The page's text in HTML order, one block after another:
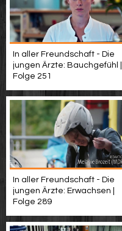
In aller Freundschaft - Die
jungen Ärzte: Bauchgefühl |
Folge 251
In aller Freundschaft - Die
jungen Ärzte: Erwachsen |
Folge 289